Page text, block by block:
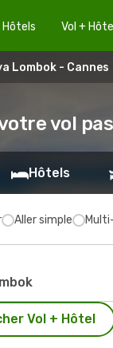
Hôtels Vol + Hôtel
Lombok - Cannes
vol
Hôtels
Aller simple
Vol + Hôtel